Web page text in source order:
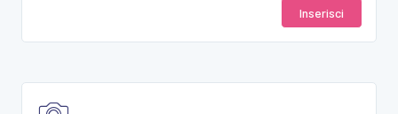
Inserisci